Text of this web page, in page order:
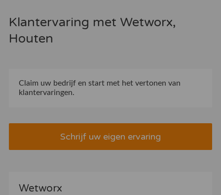
Klantervaring met Wetworx,
Houten
Claim uw bedrijfen start met het vertonen van
klantervaringen.
Schrijf uw eigen ervaring
Wetworx